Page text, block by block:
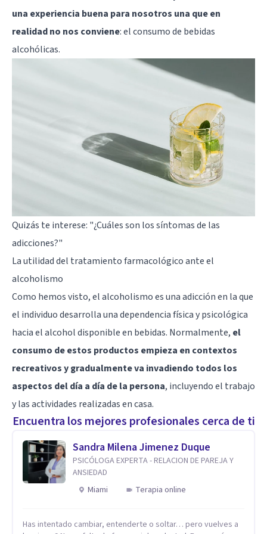
una experiencia buena para nosotros una que en
realidad no nos conviene: el consumo de bebidas
alcohólicas.
Quizás te interese: "¿Cuáles son los síntomas de las
adicciones?"
La utilidad del tratamiento farmacológico ante el
alcoholismo
Como hemos visto, el alcoholismo es una adicción en la que
el individuo desarrolla una dependencia física y psicológica
hacia el alcohol disponible en bebidas. Normalmente, el
consumo de estos productos empieza en contextos
recreativos y gradualmente va invadiendo todos los
aspectos del día a día de la persona, incluyendo el trabajo
y las actividades realizadas en casa.
Encuentra los mejores profesionales cerca de ti
Sandra Milena Jimenez Duque
PSICÓLOGA EXPERTA - RELACION DE PAREJA Y
ANSIEDAD
Miami
Terapia online
Has intentado cambiar, entenderte o soltar… pero vuelves a